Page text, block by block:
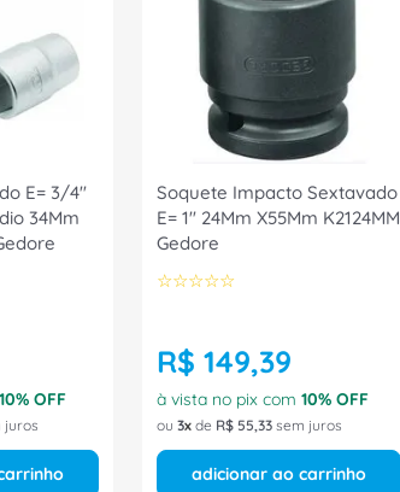
E= 3/4"
34Mm
10% OFF
juros
Soquete Impacto Sextavado
E= 1" 24Mm X55Mm K2124MM
Gedore
☆☆☆☆☆
R$ 149,39
à vista no pix com 10% OFF
ou 3 de R$ 55,33 sem juros
adicionar ao carrinho